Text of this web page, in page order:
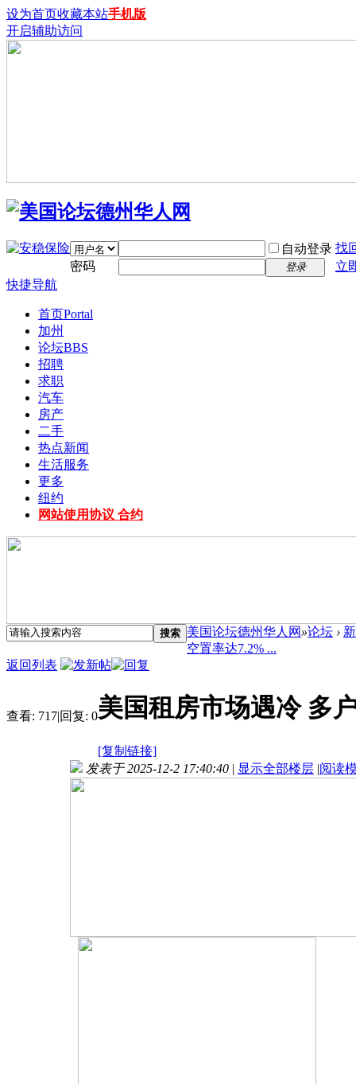
设为首页收藏本站手机版
开启辅助访问
自动登录 找
密码
登录
立
快捷导航
首页Portal
加州
论坛BBS
招聘
求职
汽车
房产
二手
热点新闻
生活服务
更多
纽约
网站使用协议 合约
搜索 美国论坛德州华人网 »论坛 ›
空置率达7.2% ...
返回列表
查看: 717|回复: 0美国租房市场遇冷 多
[复制链接]
发表于 2025-12-2 17:40:40 | 显示全部楼层 |阅读